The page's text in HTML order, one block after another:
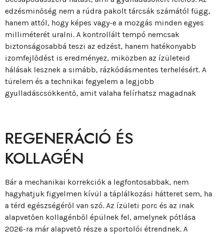
edzésminőség nem a rúdra pakolt tárcsák számától függ,
hanem attól, hogy képes vagy-e a mozgás minden egyes
milliméterét uralni. A kontrollált tempó nemcsak
biztonságosabbá teszi az edzést, hanem hatékonyabb
izomfejlődést is eredményez, miközben az ízületeid
hálásak lesznek a simább, rázkódásmentes terhelésért. A
türelem és a technikai fegyelem a legjobb
gyulladáscsökkentő, amit valaha felírhatsz magadnak
REGENERÁCIÓ ÉS
KOLLAGÉN
Bár a mechanikai korrekciók a legfontosabbak, nem
hagyhatjuk figyelmen kívül a táplálkozási hátteret sem, ha
a térd egészségéről van szó. Az ízületi porc és az inak
alapvetően kollagénből épülnek fel, amelynek pótlása
2026-ra már alapvető része a sportolói étrendnek. A